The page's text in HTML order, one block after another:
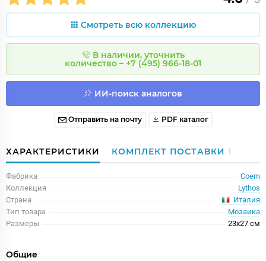
Смотреть всю коллекцию
В наличии, уточнить
количество – +7 (495) 966-18-01
ИИ-поиск аналогов
Отправить на почту PDF каталог
ХАРАКТЕРИСТИКИ КОМПЛЕКТ ПОСТАВКИ 1
Фабрика
Coem
Коллекция
Lythos
Страна
Италия
Тип товара
Мозаика
Размеры
23x27 см
Общие